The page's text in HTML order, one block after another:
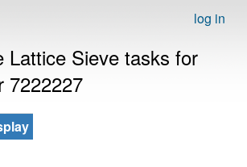
log in
Lattice Sieve tasks for
7222227